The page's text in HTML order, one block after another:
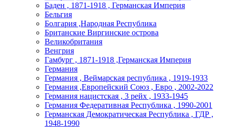
Баден , 1871-1918 , Германская Империя
Бельгия
Болгария ,Народная Республика
Британские Виргинские острова
Великобритания
Венгрия
Гамбург , 1871-1918 ,Германская Империя
Германия
Германия , Веймарская республика , 1919-1933
Германия ,Европейский Союз , Евро , 2002-2022
Германия нацистская , 3 рейх , 1933-1945
Германия Федеративная Республика , 1990-2001
Германская Демократическая Республика , ГДР ,
1948-1990